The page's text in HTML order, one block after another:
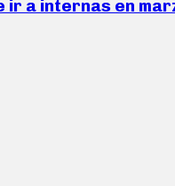
ir a internas en